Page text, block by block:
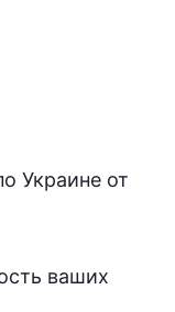
Украине от
ваших